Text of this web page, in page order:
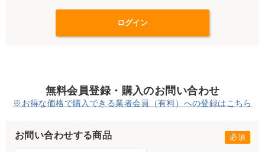
無料会員登録・購入のお問い合わせ
※お得な価格で購入できる業者会員（有料）への登録はこちら
お問い合わせする商品